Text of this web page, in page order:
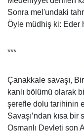
Sonra mel'undaki
Öyle müdhiş ki: Eder
***
Çanakkale savaşı,
kanlı bölümü olarak
şerefle dolu tarihinin
Savaşı’ndan kısa bir
Osmanlı Devleti son